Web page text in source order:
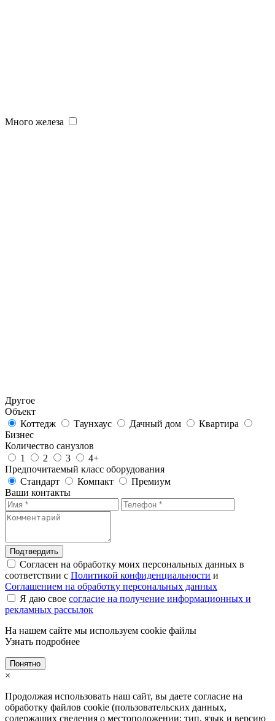
Много железа
Другое
Объект
Коттедж
Таунхаус Дачный дом
Квартира
Бизнес
Количество санузлов
1
2 3
4+
Предпочитаемый класс оборудования
Стандарт
Компакт
Премиум
Ваши контакты
Подтвердить
Согласен на обработку моих персональных данных в
соответствии с Политикой конфиденциальности и
Соглашением на обработку персональных данных
Я даю свое согласие на получение информационных и
рекламных рассылок
На нашем сайте мы используем cookie файлы
Узнать подробнее
Понятно
×
Продолжая использовать наш сайт, вы даете согласие на
обработку файлов cookie (пользовательских данных,
содержащих сведения о местоположении; тип, язык и версию